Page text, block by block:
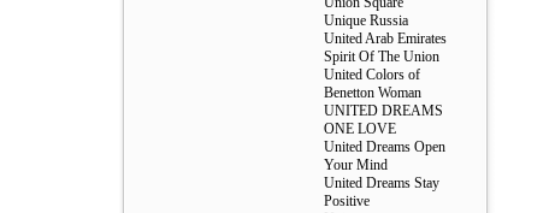
Unique Russia
United Arab Emirates
Spirit Of The Union
United Colors of
Benetton Woman
UNITED DREAMS
ONE LOVE
United Dreams Open
Your Mind
United Dreams Stay
Positive